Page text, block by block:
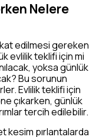
Nelere
edilmesi gereken
evlilik teklifi için mi
yoksa günlük
Bu sorunun
Evlilik teklifi için
çıkarken, günlük
tercih edilebilir.
kesim pırlantalarda